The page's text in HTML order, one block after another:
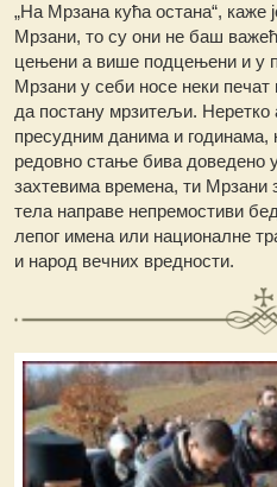
„На Мрзана кућа остана“, каже
Мрзани, то су они не баш
цењени а више подцењени и у
Мрзани у себи носе неки
да постану мрзитељи.
пресудним данима и годинама,
редовно стање бива доведено
захтевима времена, ти Мрзани
тела направе непремостиви
лепог имена или националне
и народ вечних вредности.